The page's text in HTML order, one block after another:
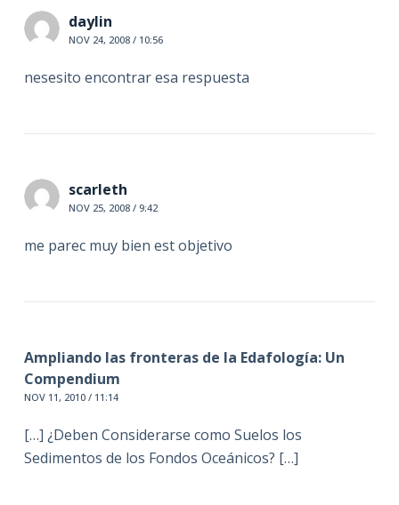
daylin
NOV 24, 2008 / 10:56
nesesito encontrar esa respuesta
scarleth
NOV 25, 2008 / 9:42
me parec muy bien est objetivo
Ampliando las fronteras de la Edafología: Un
Compendium
NOV 11, 2010 / 11:14
[…] ¿Deben Considerarse como Suelos los
Sedimentos de los Fondos Oceánicos? […]